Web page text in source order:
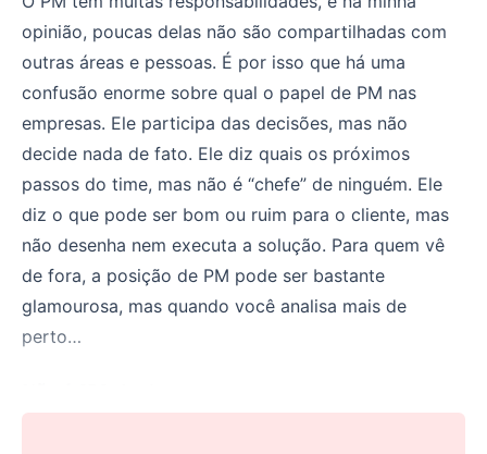
opinião, poucas delas não são compartilhadas com
outras áreas e pessoas. É por isso que há uma
confusão enorme sobre qual o papel de PM nas
empresas. Ele participa das decisões, mas não
decide nada de fato. Ele diz quais os próximos
passos do time, mas não é “chefe” de ninguém. Ele
diz o que pode ser bom ou ruim para o cliente, mas
não desenha nem executa a solução. Para quem vê
de fora, a posição de PM pode ser bastante
glamourosa, mas quando você analisa mais de
perto…